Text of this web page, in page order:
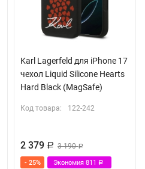
Karl Lagerfeld для iPhone 17
чехол Liquid Silicone Hearts
Hard Black (MagSafe)
Код товара: 122-242
2 379 Р 3 190Р
- 25% Экономия 811 Р